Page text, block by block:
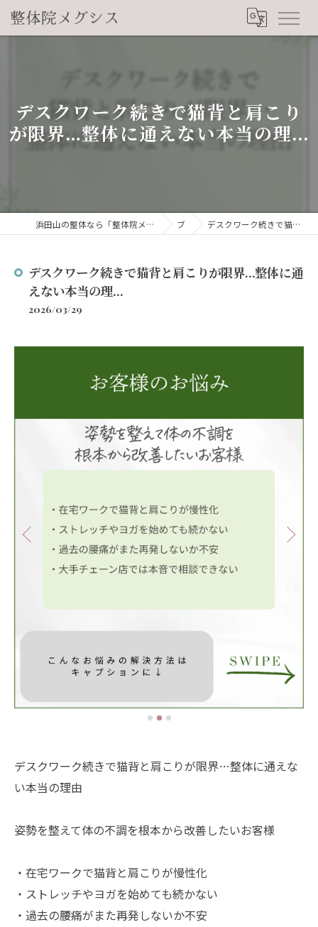
デスクワーク続きで猫背と肩こり
が限界…整体に通えない本当の理...
浜田山の整体なら「整体院メグシス」肩こり・腰痛・自律神経の悩みを睡眠から改善 ブログ デスクワーク続きで猫背と肩こりが限界…整体に通えない本当の理...
デスクワーク続きで猫背と肩こりが限界…整体に通
えない本当の理...
2026/03/29
デスクワーク続きで猫背と肩こりが限界…整体に通えな
い本当の理由
姿勢を整えて体の不調を根本から改善したいお客様
・在宅ワークで猫背と肩こりが慢性化
・ストレッチやヨガを始めても続かない
・過去の腰痛がまた再発しないか不安